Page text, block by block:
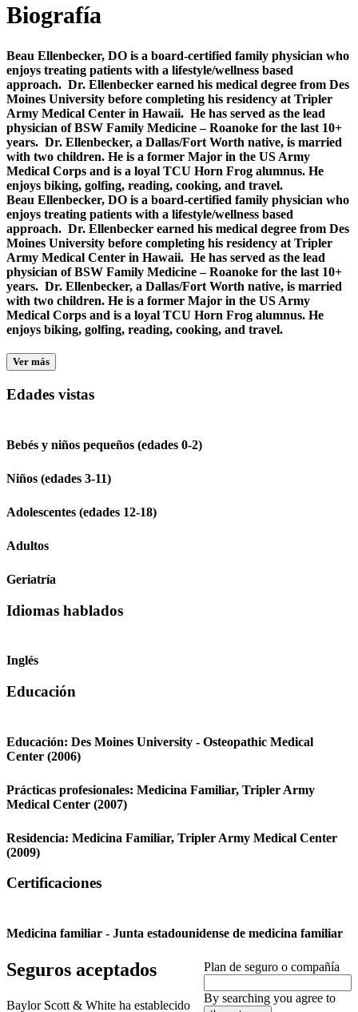
Biografía
Beau Ellenbecker, DO is a board-certified family physician who
enjoys treating patients with a lifestyle/wellness based
approach. Dr. Ellenbecker earned his medical degree from Des
Moines University before completing his residency at Tripler
Army Medical Center in Hawaii. He has served as the lead
physician of BSW Family Medicine – Roanoke for the last 10+
years. Dr. Ellenbecker, a Dallas/Fort Worth native, is married
with two children. He is a former Major in the US Army
Medical Corps and is a loyal TCU Horn Frog alumnus. He
enjoys biking, golfing, reading, cooking, and travel.
Beau Ellenbecker, DO is a board-certified family physician who
enjoys treating patients with a lifestyle/wellness based
approach. Dr. Ellenbecker earned his medical degree from Des
Moines University before completing his residency at Tripler
Army Medical Center in Hawaii. He has served as the lead
physician of BSW Family Medicine – Roanoke for the last 10+
years. Dr. Ellenbecker, a Dallas/Fort Worth native, is married
with two children. He is a former Major in the US Army
Medical Corps and is a loyal TCU Horn Frog alumnus. He
enjoys biking, golfing, reading, cooking, and travel.
Ver más
Edades vistas
Bebés y niños pequeños (edades 0-2)
Niños (edades 3-11)
Adolescentes (edades 12-18)
Adultos
Geriatría
Idiomas hablados
Inglés
Educación
Educación: Des Moines University - Osteopathic Medical
Center (2006)
Prácticas profesionales: Medicina Familiar, Tripler Army
Medical Center (2007)
Residencia: Medicina Familiar, Tripler Army Medical Center
(2009)
Certificaciones
Medicina familiar - Junta estadounidense de medicina familiar
Seguros aceptados
Baylor Scott & White ha establecido
Plan de seguro o compañía
By searching you agree to